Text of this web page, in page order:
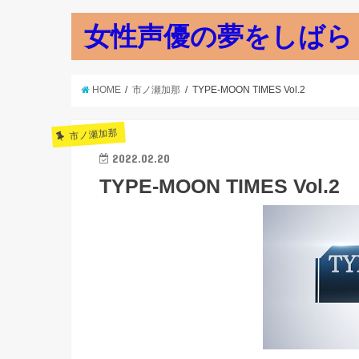
女性声優の夢をしば
HOME 市ノ瀬加那 TYPE-MOON TIMES Vol.2
市ノ瀬加那
2022.02.20
TYPE-MOON TIMES Vol.2